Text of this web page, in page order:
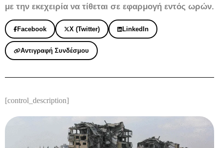
με την εκεχειρία να τίθεται σε εφαρμογή εντός ωρών.
Facebook X (Twitter) LinkedIn
Αντιγραφή Συνδέσμου
[control_description]